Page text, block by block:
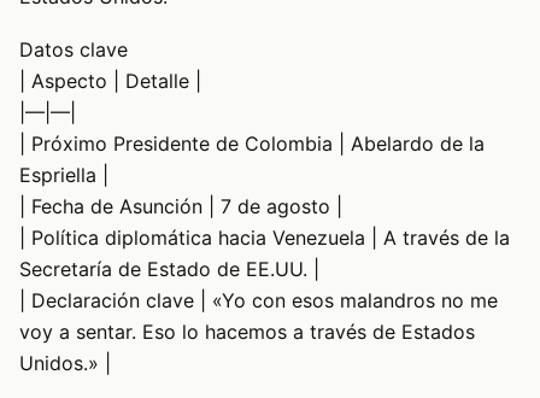
Datos clave
| Aspecto | Detalle |
|—|—|
| Próximo Presidente de Colombia | Abelardo de la
Espriella |
| Fecha de Asunción | 7 de agosto |
| Política diplomática hacia Venezuela | A través de la
Secretaría de Estado de EE.UU. |
| Declaración clave | «Yo con esos malandros no me
voy a sentar. Eso lo hacemos a través de Estados
Unidos.» |